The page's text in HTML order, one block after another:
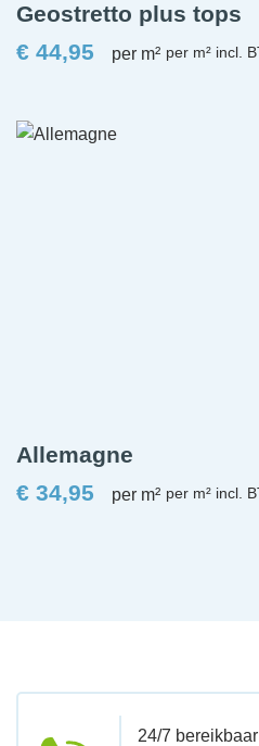
Geostretto plus tops
€ 44,95 per m²
Allemagne
€ 34,95 per m²
24/7 bereikbaar